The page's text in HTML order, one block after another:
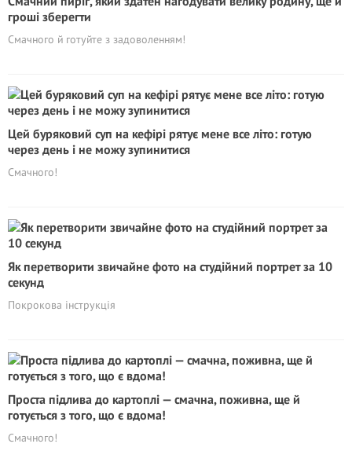
гроші зберегти
Смачного й готуйте з задоволенням!
Цей буряковий суп на кефірі рятує мене все літо: готую
через день і не можу зупинитися
Смачного!
Як перетворити звичайне фото на студійний портрет за 10
секунд
Покрокова інструкція
Проста підлива до картоплі — смачна, поживна, ще й
готується з того, що є вдома!
Смачного!